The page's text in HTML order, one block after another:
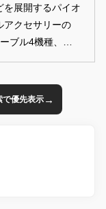
を展開するパイオ
アクセサリーの
ブル4機種、ライ
で優先表示→